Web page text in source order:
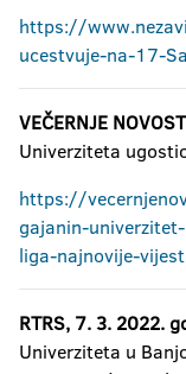
https://
ucestvuje-na-17-
VEČERNJE
Univerziteta
https://
gajanin-
liga-najnovije-
RTRS, 7. 3. 2022.
Univerziteta u